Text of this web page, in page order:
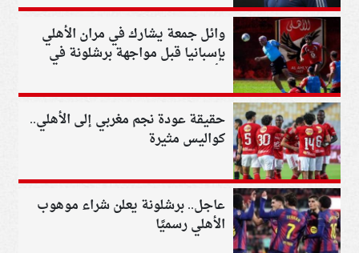
وائل جمعة يشارك في مران الأهلي
بإسبانيا قبل مواجهة برشلونة في
كأس خوان جامبر
حقيقة عودة نجم مغربي إلى الأهلي..
كواليس مثيرة
عاجل.. برشلونة يعلن شراء موهوب
الأهلي رسميًا